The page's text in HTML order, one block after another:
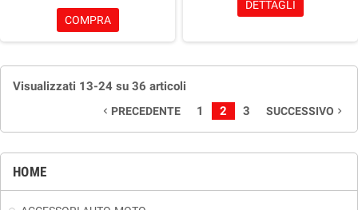
HOME
COMPRA
DETTAGLI
Visualizzati 13-24 su 36 articoli
navigate_before PRECEDENTE 1 2 3 SUCCESSIVO navigate_next